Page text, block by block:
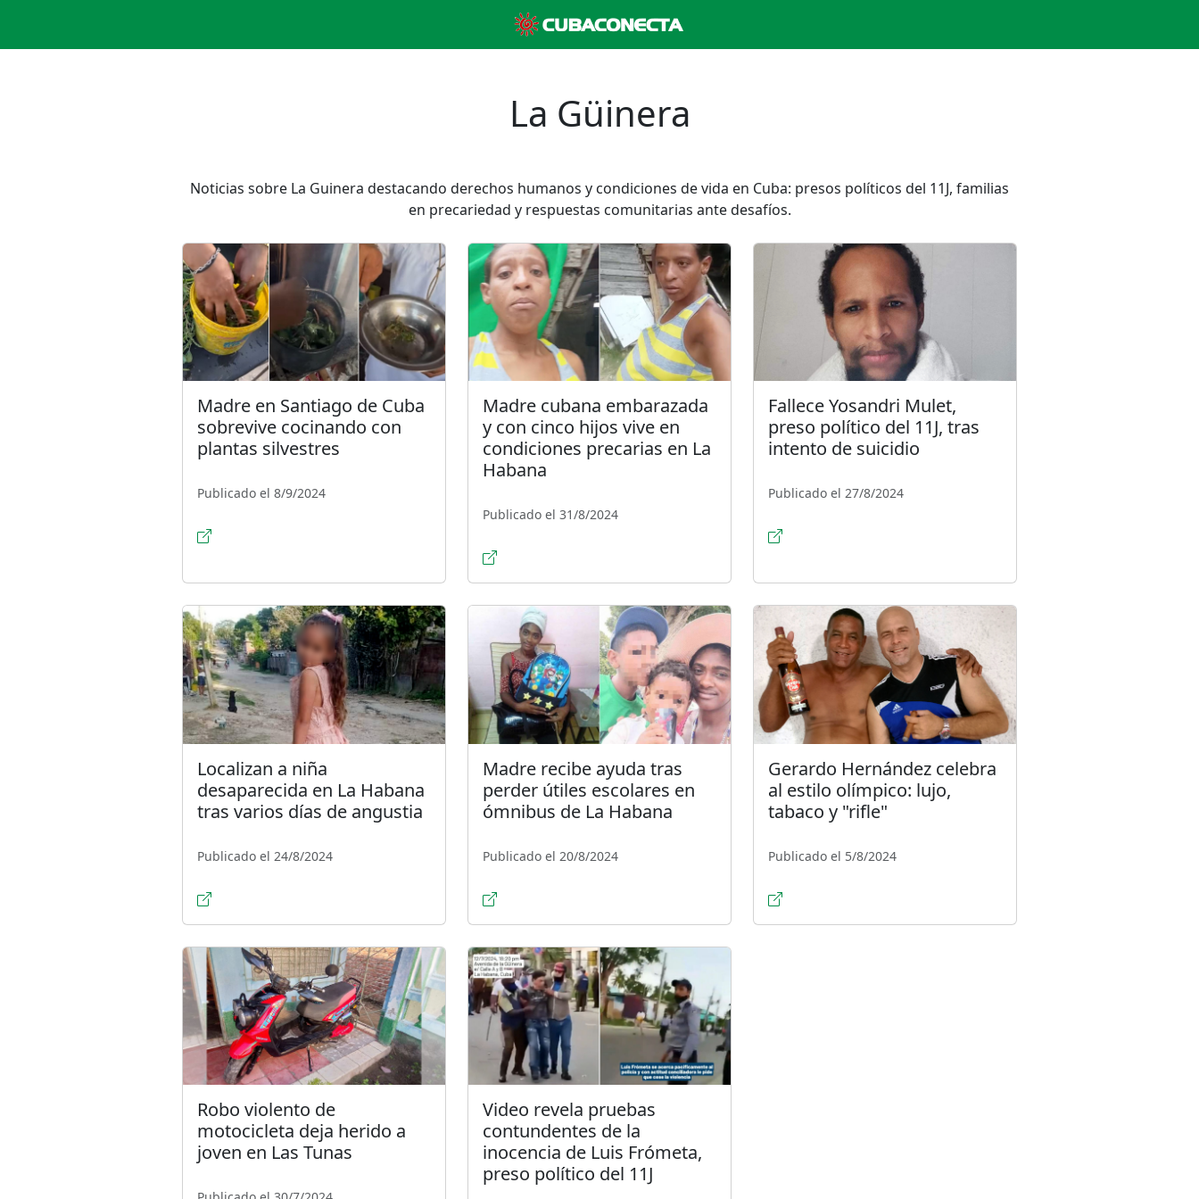
La Güinera
Noticias sobre La Guinera destacando derechos humanos y condiciones de vida en Cuba: presos políticos del 11J, familias
en precariedad y respuestas comunitarias ante desafíos.
Madre en Santiago de Cuba
sobrevive cocinando con
plantas silvestres
Publicado el 8/9/2024
Madre cubana embarazada
y con cinco hijos vive en
condiciones precarias en La
Habana
Publicado el 31/8/2024
Fallece Yosandri Mulet,
preso político del 11J, tras
intento de suicidio
Publicado el 27/8/2024
Localizan a niña
desaparecida en La Habana
tras varios días de angustia
Publicado el 24/8/2024
Madre recibe ayuda tras
perder útiles escolares en
ómnibus de La Habana
Publicado el 20/8/2024
Gerardo Hernández celebra
al estilo olímpico: lujo,
tabaco y "rifle"
Publicado el 5/8/2024
Robo violento de
motocicleta deja herido a
joven en Las Tunas
Video revela pruebas
contundentes de la
inocencia de Luis Frómeta,
preso político del 11J